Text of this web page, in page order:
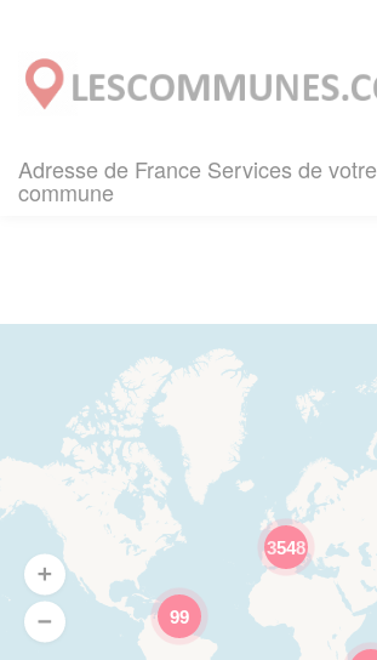
Adresse de France Services de votre
commune
99
3548